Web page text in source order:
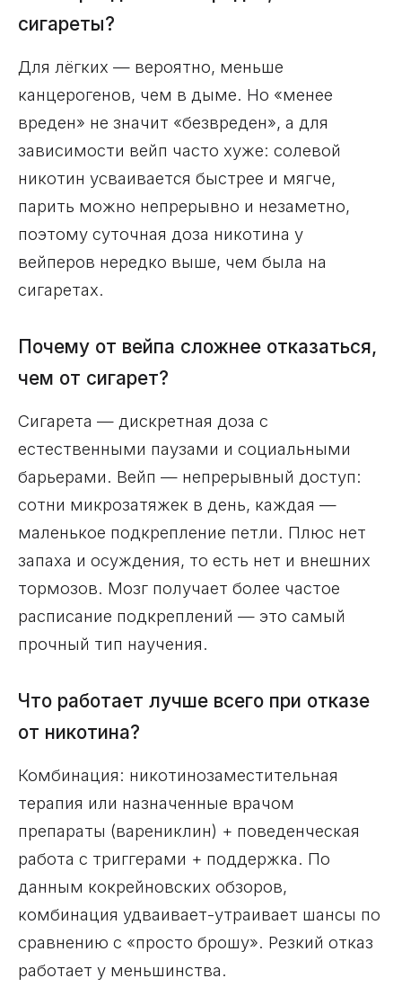
сигареты?
Для лёгких — вероятно, меньше
канцерогенов, чем в дыме. Но «менее
вреден» не значит «безвреден», а для
зависимости вейп часто хуже: солевой
никотин усваивается быстрее и мягче,
парить можно непрерывно и незаметно,
поэтому суточная доза никотина у
вейперов нередко выше, чем была на
сигаретах.
Почему от вейпа сложнее отказаться,
чем от сигарет?
Сигарета — дискретная доза с
естественными паузами и социальными
барьерами. Вейп — непрерывный доступ:
сотни микрозатяжек в день, каждая —
маленькое подкрепление петли. Плюс нет
запаха и осуждения, то есть нет и внешних
тормозов. Мозг получает более частое
расписание подкреплений — это самый
прочный тип научения.
Что работает лучше всего при отказе
от никотина?
Комбинация: никотинозаместительная
терапия или назначенные врачом
препараты (варениклин) + поведенческая
работа с триггерами + поддержка. По
данным кокрейновских обзоров,
комбинация удваивает-утраивает шансы по
сравнению с «просто брошу». Резкий отказ
работает у меньшинства.